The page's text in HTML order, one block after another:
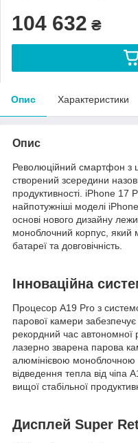
104 632 ₴
Опис Характеристики
Опис
Революційний смартфон з
створений зсередини
продуктивності. iPhone
найпотужніші моделі
основі нового дизайну
моноблочний корпус, який
батареї та довговічність.
Інноваційна
Процесор A19 Pro з
парової камери забезпечує
рекордний час
лазерно зварена парова
алюмінієвою моноблочною
відведення тепла від
вищої стабільної
Дисплей Super